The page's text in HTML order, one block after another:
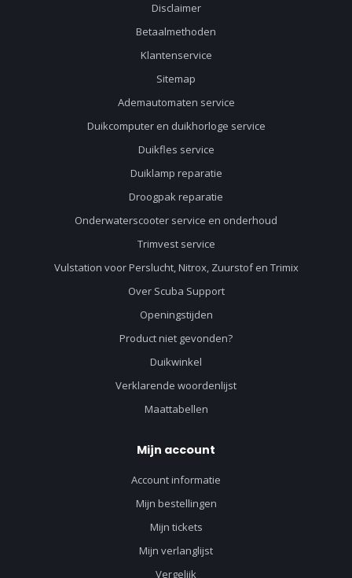
Disclaimer
Betaalmethoden
Klantenservice
Sitemap
Ademautomaten service
Duikcomputer en duikhorloge service
Duikfles service
Duiklamp reparatie
Droogpak reparatie
Onderwaterscooter service en onderhoud
Trimvest service
Vulstation voor Perslucht, Nitrox, Zuurstof en Trimix
Over Scuba Support
Openingstijden
Product niet gevonden?
Duikwinkel
Verklarende woordenlijst
Maattabellen
Mijn account
Account informatie
Mijn bestellingen
Mijn tickets
Mijn verlanglijst
Vergelijk